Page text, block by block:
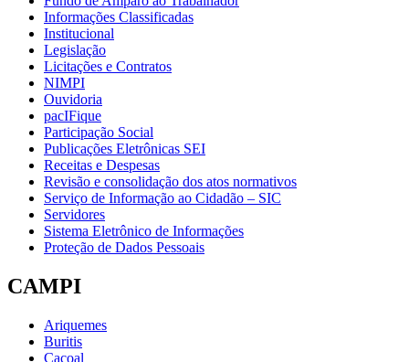
Informações Classificadas
Institucional
Legislação
Licitações e Contratos
NIMPI
Ouvidoria
pacIFique
Participação Social
Publicações Eletrônicas SEI
Receitas e Despesas
Revisão e consolidação dos atos normativos
Serviço de Informação ao Cidadão – SIC
Servidores
Sistema Eletrônico de Informações
Proteção de Dados Pessoais
CAMPI
Ariquemes
Buritis
Cacoal